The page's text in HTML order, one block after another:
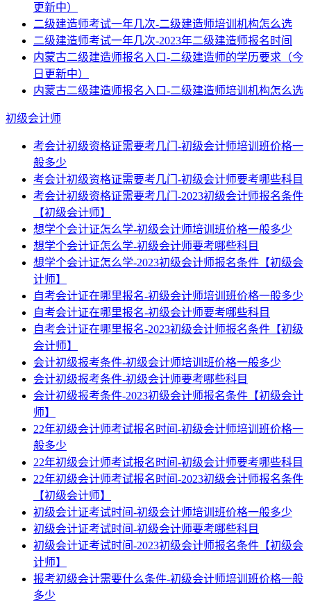
更新中）
二级建造师考试一年几次-二级建造师培训机构怎么选
二级建造师考试一年几次-2023年二级建造师报名时间
内蒙古二级建造师报名入口-二级建造师的学历要求（今
日更新中）
内蒙古二级建造师报名入口-二级建造师培训机构怎么选
初级会计师
考会计初级资格证需要考几门-初级会计师培训班价格一
般多少
考会计初级资格证需要考几门-初级会计师要考哪些科目
考会计初级资格证需要考几门-2023初级会计师报名条件
【初级会计师】
想学个会计证怎么学-初级会计师培训班价格一般多少
想学个会计证怎么学-初级会计师要考哪些科目
想学个会计证怎么学-2023初级会计师报名条件【初级会
计师】
自考会计证在哪里报名-初级会计师培训班价格一般多少
自考会计证在哪里报名-初级会计师要考哪些科目
自考会计证在哪里报名-2023初级会计师报名条件【初级
会计师】
会计初级报考条件-初级会计师培训班价格一般多少
会计初级报考条件-初级会计师要考哪些科目
会计初级报考条件-2023初级会计师报名条件【初级会计
师】
22年初级会计师考试报名时间-初级会计师培训班价格一
般多少
22年初级会计师考试报名时间-初级会计师要考哪些科目
22年初级会计师考试报名时间-2023初级会计师报名条件
【初级会计师】
初级会计证考试时间-初级会计师培训班价格一般多少
初级会计证考试时间-初级会计师要考哪些科目
初级会计证考试时间-2023初级会计师报名条件【初级会
计师】
报考初级会计需要什么条件-初级会计师培训班价格一般
多少